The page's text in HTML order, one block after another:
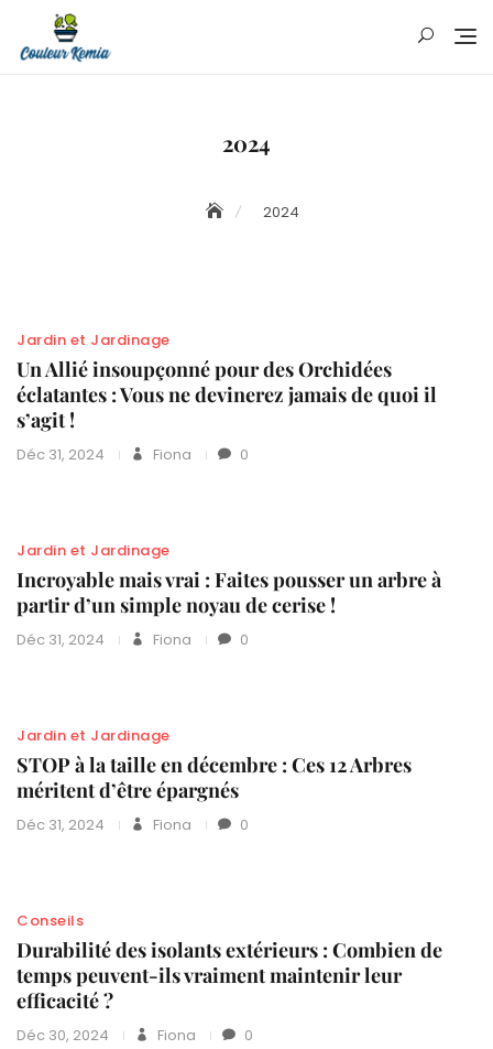
content
2024
2024
Jardin et Jardinage
Un Allié insoupçonné pour des Orchidées
éclatantes : Vous ne devinerez jamais de quoi il
s’agit !
Déc 31, 2024 Fiona 0
Jardin et Jardinage
Incroyable mais vrai : Faites pousser un arbre à
partir d’un simple noyau de cerise !
Déc 31, 2024 Fiona 0
Jardin et Jardinage
STOP à la taille en décembre : Ces 12 Arbres
méritent d’être épargnés
Déc 31, 2024 Fiona 0
Conseils
Durabilité des isolants extérieurs : Combien de
temps peuvent-ils vraiment maintenir leur
efficacité ?
Déc 30, 2024 Fiona 0